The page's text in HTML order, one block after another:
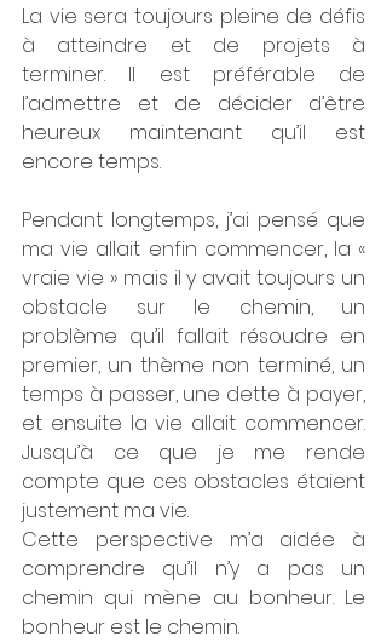
La vie sera toujours pleine de défis
à atteindre et de projets à
terminer. Il est préférable de
l’admettre et de décider d’être
heureux maintenant qu’il est
encore temps.
Pendant longtemps, j’ai pensé que
ma vie allait enfin commencer, la «
vraie vie » mais il y avait toujours un
obstacle sur le chemin, un
problème qu’il fallait résoudre en
premier, un thème non terminé, un
temps à passer, une dette à payer,
et ensuite la vie allait commencer.
Jusqu’à ce que je me rende
compte que ces obstacles étaient
justement ma vie.
Cette perspective m’a aidée à
comprendre qu’il n’y a pas un
chemin qui mène au bonheur. Le
bonheur est le chemin.